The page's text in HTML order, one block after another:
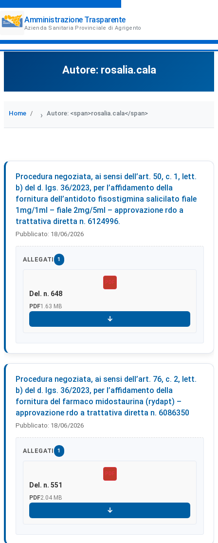
Amministrazione Trasparente
Azienda Sanitaria Provinciale di Agrigento
Autore: rosalia.cala
Home › Autore: <span>rosalia.cala</span>
Procedura negoziata, ai sensi dell’art. 50, c. 1, lett.
b) del d. lgs. 36/2023, per l’affidamento della
fornitura dell’antidoto fisostigmina salicilato fiale
1mg/1ml – fiale 2mg/5ml – approvazione rdo a
trattativa diretta n. 6124996.
Pubblicato: 18/06/2026
ALLEGATI 1
PDF
Del. n. 648
PDF1.63 MB
Scarica
Procedura negoziata, ai sensi dell’art. 76, c. 2, lett.
b) del d. lgs. 36/2023, per l’affidamento della
fornitura del farmaco midostaurina (rydapt) –
approvazione rdo a trattativa diretta n. 6086350
Pubblicato: 18/06/2026
ALLEGATI 1
PDF
Del. n. 551
PDF2.04 MB
Scarica